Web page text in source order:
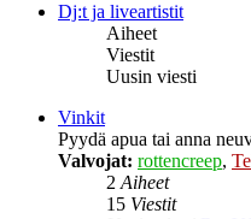
Dj:t ja liveartistit
Aiheet
Viestit
Uusin viesti
Vinkit
Pyydä apua tai anna
Valvojat: rottencreep,
2Aiheet
15 Viestit